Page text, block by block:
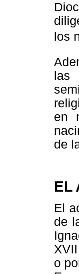
los
las
en
de
EL
El
de
o